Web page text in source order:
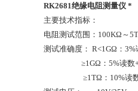
RK2681绝缘电阻测量仪 *
主要技术指标：
电阻测试范围：100KΩ～
测试准确度： R<1GΩ：3%
≥1GΩ：5%读数
≥1TΩ：10%读数